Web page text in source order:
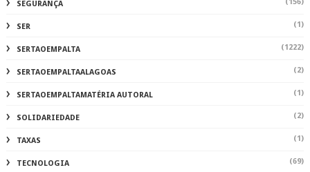
SEGURANÇA
SER (1)
SERTAOEMPALTA (1222)
SERTAOEMPALTAALAGOAS (2)
SERTAOEMPALTAMATÉRIA AUTORAL (1)
SOLIDARIEDADE (2)
TAXAS (1)
TECNOLOGIA (69)